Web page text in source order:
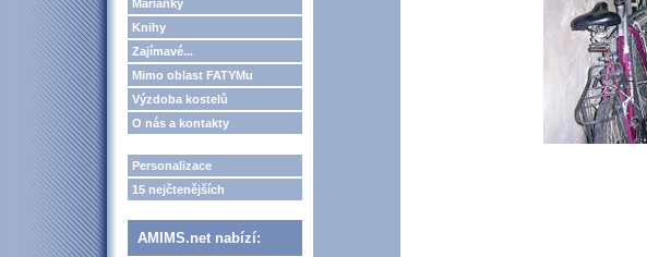
Marianky
Knihy
Zajímavé...
Mimo oblast FATYMu
Výzdoba kostelů
O nás a kontakty
Personalizace
15 nejčtenějších
AMIMS.net nabízí: